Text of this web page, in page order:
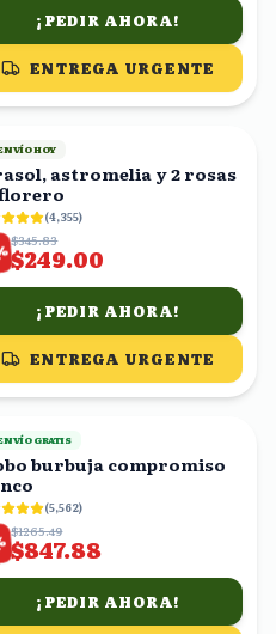
¡PEDIR AHORA!
ENTREGA URGENTE
HOY
astromelia y 2 rosas
(4,355)
$345.83
$249.00
¡PEDIR AHORA!
ENTREGA URGENTE
GRATIS
burbuja compromiso
(5,562)
$1265.49
$847.88
¡PEDIR AHORA!